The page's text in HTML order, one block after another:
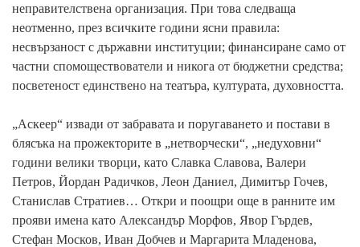
неправителствена организация. При това следваща
неотменно, през всичките години ясни правила:
несвързаност с държавни институции; финансиране само от
частни спомоществователи и никога от бюджетни средства;
посветеност единствено на театъра, културата, духовността.
„Аскеер“ извади от забравата и поругаването и постави в
блясъка на прожекторите в „нетворчески“, „недуховни“
години велики творци, като Славка Славова, Валери
Петров, Йордан Радичков, Леон Даниел, Димитър Гочев,
Станислав Стратиев… Откри и поощри още в ранните им
прояви имена като Александър Морфов, Явор Гърдев,
Стефан Москов, Иван Добчев и Маргарита Младенова,